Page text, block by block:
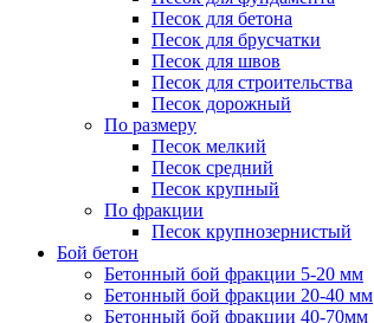
Песок для бетона
Песок для брусчатки
Песок для швов
Песок для строительства
Песок дорожный
По размеру
Песок мелкий
Песок средний
Песок крупный
По фракции
Песок крупнозернистый
Бой бетон
Бетонный бой фракции 5-20 мм
Бетонный бой фракции 20-40 мм
Бетонный бой фракции 40-70мм